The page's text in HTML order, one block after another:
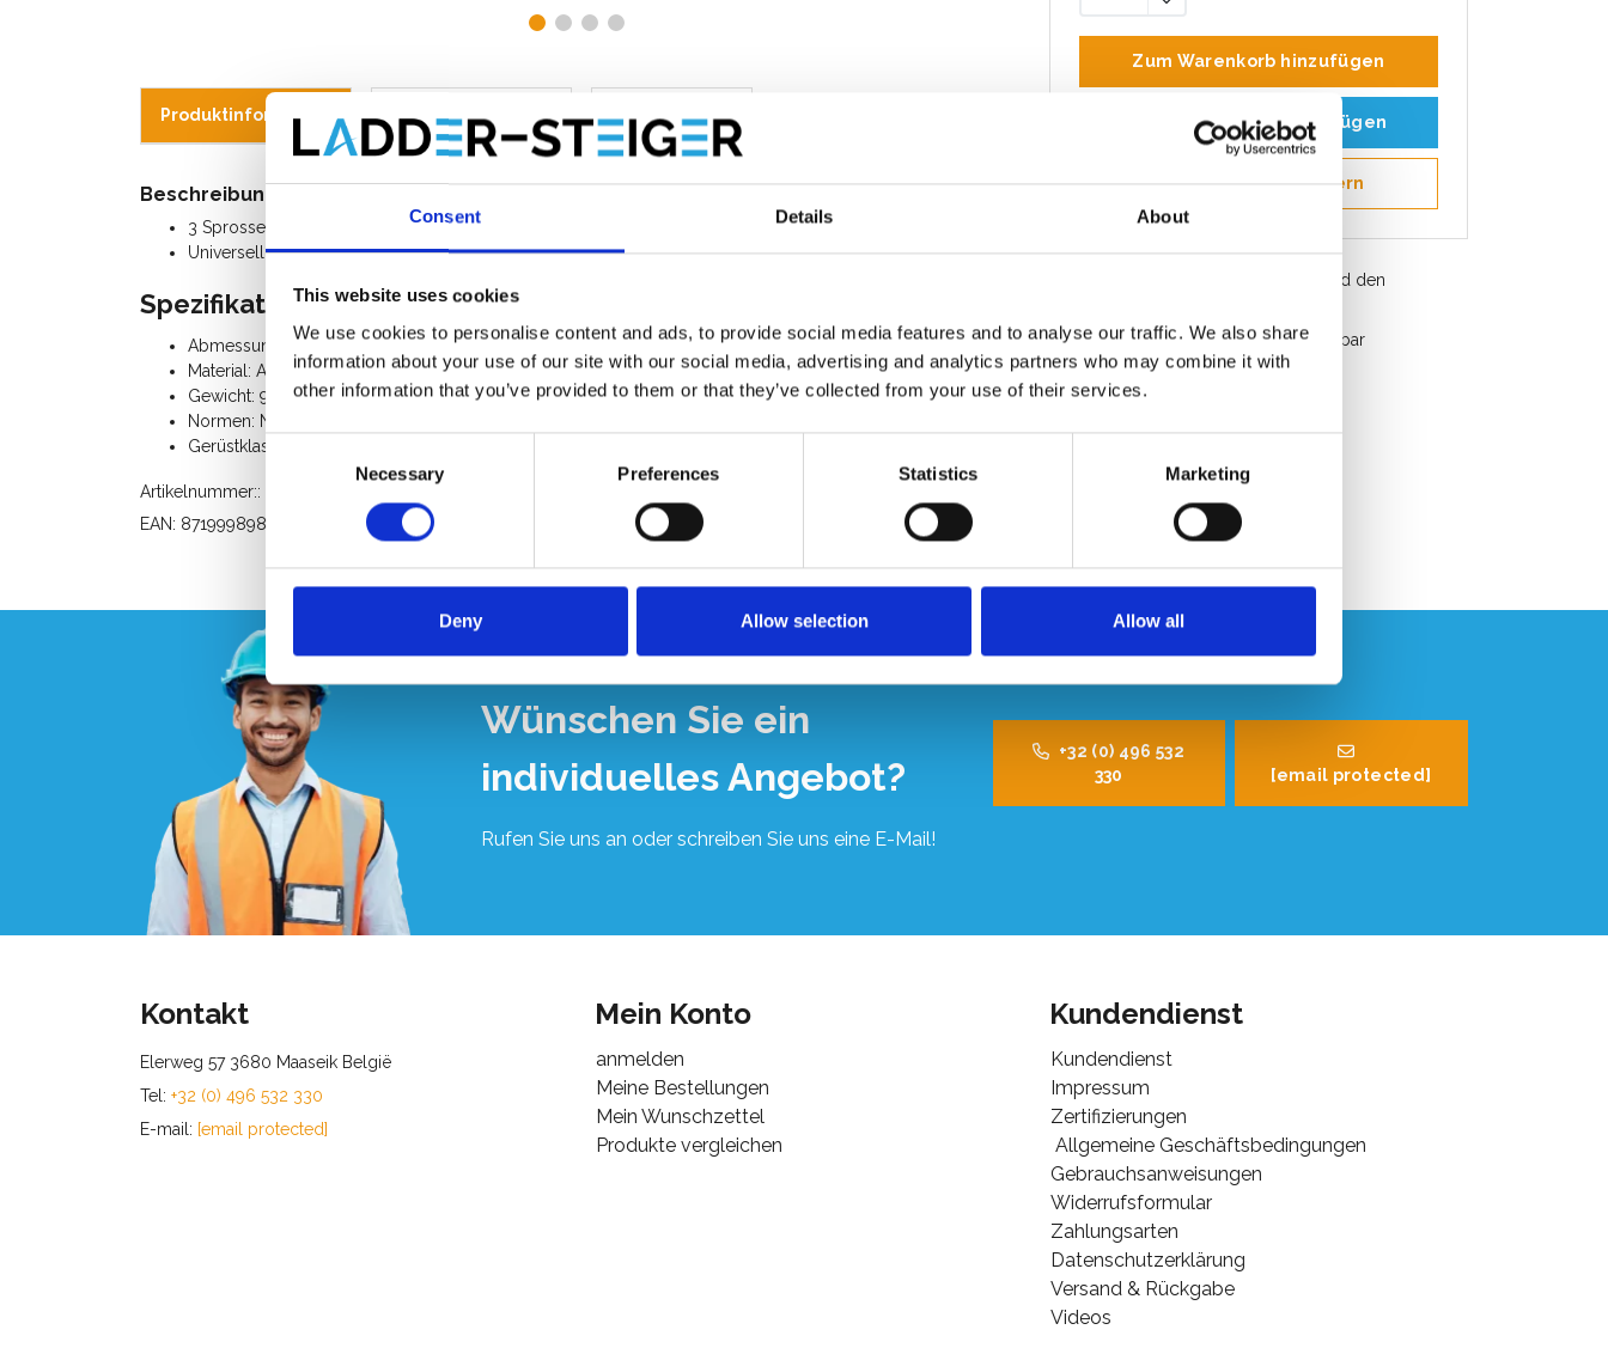
Consent Details About
This website uses cookies
We use cookies to personalise content and ads, to provide social media features and to analyse our traffic. We also share
information about your use of our site with our social media, advertising and analytics partners who may combine it with
other information that you’ve provided to them or that they’ve collected from your use of their services.
Consent
Necessary Preferences Statistics Marketing
Deny Allow selection Allow all
Zum Warenkorb hinzufügen
Zum Angebot hinzufügen
Als Favorit speichern
Kostenloser Versand in Belgien und den
Schneller Service. Ab Lager verfügbar
Professionelle Beratung
Produktinformation Ähnliche Produkte Bewertungen
Beschreibung
3 Sprossen Klapprahmen für Zimmerfahrgerüste mit Breite 75 cm.
Universell austauschbar mit anderen Marken.
Spezifikation:
Abmessungen: Länge 190 cm x Breite 75 cm x Höhe 85 cm
Material: Aluminium, Rohrdurchmesser 50,8 mm
Gewicht: 9,5 Kg
Normen: NEN-EN 1004, EN 1298, TÜV-GS
Gerüstklasse III (200 Kg/m²)
Artikelnummer:: 40006000
EAN: 8719998985870
Wünschen Sie ein
individuelles Angebot?
Rufen Sie uns an oder schreiben Sie uns eine E-Mail!
+32 (0) 496 532
330
[email protected]
Kontakt
Elerweg 57 3680 Maaseik België
Tel: +32 (0) 496 532 330
E-mail: [email protected]
Mein Konto
anmelden
Meine Bestellungen
Mein Wunschzettel
Produkte vergleichen
Kundendienst
Kundendienst
Impressum
Zertifizierungen
Allgemeine Geschäftsbedingungen
Gebrauchsanweisungen
Widerrufsformular
Zahlungsarten
Datenschutzerklärung
Versand & Rückgabe
Videos